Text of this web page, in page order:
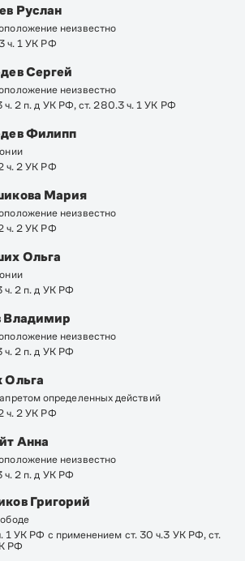
Руслан
неизвестно
ч. 1 УК РФ
Сергей
неизвестно
ч. 2 п. д УК РФ, ст. 280.3 ч. 1 УК РФ
Филипп
ч. 2 УК РФ
Мария
неизвестно
ч. 2 УК РФ
Ольга
ч. 2 п. д УК РФ
Владимир
неизвестно
ч. 2 п. д УК РФ
Ольга
определенных действий
ч. 2 УК РФ
Анна
неизвестно
ч. 2 п. д УК РФ
Григорий
1 УК РФ с применением ст. 30 ч.3 УК РФ, ст.
РФ